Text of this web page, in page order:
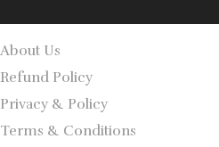
About Us
Refund Policy
Privacy & Policy
Terms & Conditions